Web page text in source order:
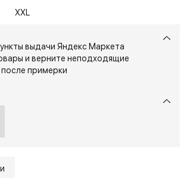
XXL
выдачи Яндекс Маркета
и верните неподходящие
примерки